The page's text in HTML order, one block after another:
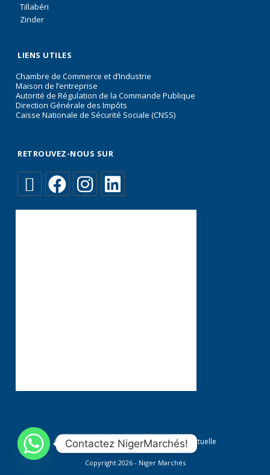
Tillabéri
Zinder
LIENS UTILES
Chambre de Commerce et d’Industrie
Maison de l’entreprise
Autorité de Régulation de la Commande Publique
Direction Générale des Impôts
Caisse Nationale de Sécurité Sociale (CNSS)
RETROUVEZ-NOUS SUR
Conditions générales Propriété Intellectuelle
Copyright 2026 - Niger Marchés
Contactez NigerMarchés!